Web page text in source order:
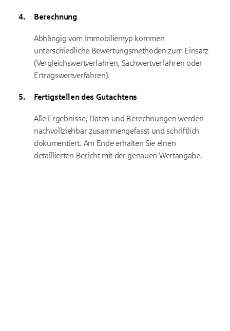
Berechnung
Abhängig vom Immobilientyp kommen
unterschiedliche Bewertungsmethoden zum Einsatz
(Vergleichswertverfahren, Sachwertverfahren oder
Ertragswertverfahren).
Fertigstellen des Gutachtens
Alle Ergebnisse, Daten und Berechnungen werden
nachvollziehbar zusammengefasst und schriftlich
dokumentiert. Am Ende erhalten Sie einen
detaillierten Bericht mit der genauen Wertangabe.